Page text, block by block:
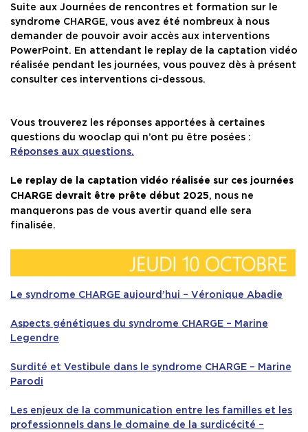
FORMATIONS
SERVICES
Suite aux Journées de rencontres et formation sur le
syndrome CHARGE, vous avez été nombreux à nous
demander de pouvoir avoir accès aux interventions
PowerPoint. En attendant le replay de la captation vidéo
réalisée pendant les journées, vous pouvez dès à présent
consulter ces interventions ci-dessous.
Vous trouverez les réponses apportées à certaines
questions du wooclap qui n’ont pu être posées :
Réponses aux questions.
Le replay de la captation vidéo réalisée sur ces journées
CHARGE devrait être prête début 2025, nous ne
manquerons pas de vous avertir quand elle sera
finalisée.
Le syndrome CHARGE aujourd’hui – Véronique Abadie
Aspects génétiques du syndrome CHARGE – Marine
Legendre
Surdité et Vestibule dans le syndrome CHARGE – Marine
Parodi
Les enjeux de la communication entre les familles et les
professionnels dans le domaine de la surdicécité –